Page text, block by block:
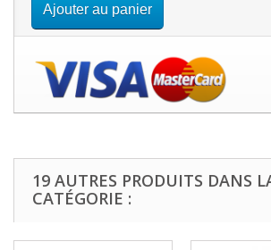
Ajouter au panier
19 AUTRES PRODUITS DANS
CATÉGORIE :